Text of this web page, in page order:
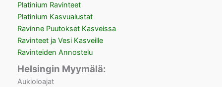
Platinium Ravinteet
Platinium Kasvualustat
Ravinne Puutokset Kasveissa
Ravinteet ja Vesi Kasveille
Ravinteiden Annostelu
Helsingin Myymälä:
Aukioloajat